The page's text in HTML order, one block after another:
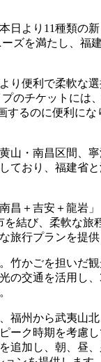
日より11種類の
ズを満たし、福
り便利で柔軟な
のチケットには
するのに便利に
・南昌区間、寧
ており、福建省
昌＋吉安＋龍岩
結び、柔軟な旅
旅行プランを提供
竹かごを担いだ
交通を活用し
福州から武夷山
ーク時期を考慮
加し、朝、昼、